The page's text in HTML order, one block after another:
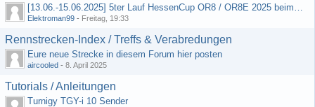
[13.06.-15.06.2025] 5ter Lauf HessenCup OR8 / OR8E 2025 beim MSC Ober-Mörlen e.V.
Elektroman99 - Freitag, 19:33
Rennstrecken-Index / Treffs & Verabredungen
Eure neue Strecke in diesem Forum hier posten
aircooled - 8. April 2025
Tutorials / Anleitungen
Turnigy TGY-i 10 Sender